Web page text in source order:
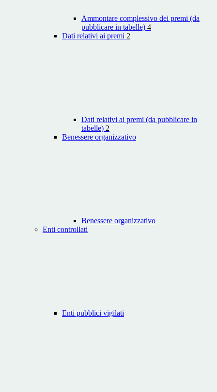
Ammontare complessivo dei premi (da
pubblicare in tabelle) 4
Dati relativi ai premi 2
Dati relativi ai premi (da pubblicare in
tabelle) 2
Benessere organizzativo
Benessere organizzativo
Enti controllati
Enti pubblici vigilati